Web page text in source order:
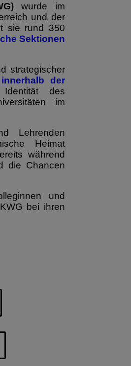
wurde im
und der
sie rund 350
Sektionen
strategischer
der
des
im
Lehrenden
Heimat
während
die Chancen
und
bei ihren